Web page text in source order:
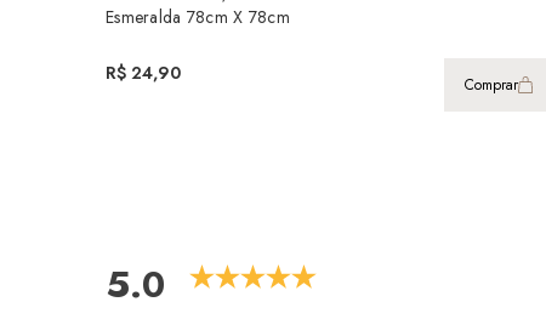
Esmeralda 78cm X 78cm
R$ 24,90 Comprar
5.0